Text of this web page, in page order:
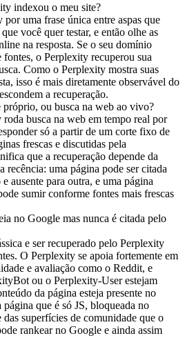
indexou o meu site?
uma frase única entre aspas que
você quer testar, e então olhe as
na resposta. Se o seu domínio
fontes, o Perplexity recuperou sua
Como o Perplexity mostra suas
isso é mais diretamente observável do
a recuperação.
ou busca na web ao vivo?
busca na web em tempo real por
só a partir de um corte fixo de
frescas e discutidas pela
que a recuperação depende da
recência: uma página pode ser citada
ausente para outra, e uma página
sumir conforme fontes mais frescas
no Google mas nunca é citada pelo
e ser recuperado pelo Perplexity
O Perplexity se apoia fortemente em
e avaliação como o Reddit, e
ou o Perplexity-User estejam
da página esteja presente no
que é só JS, bloqueada no
das superfícies de comunidade que o
rankear no Google e ainda assim